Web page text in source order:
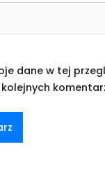
dane w tej